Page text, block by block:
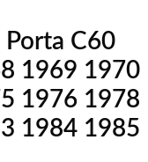
Porta C60
1969 1970
1976 1978
1984 1985